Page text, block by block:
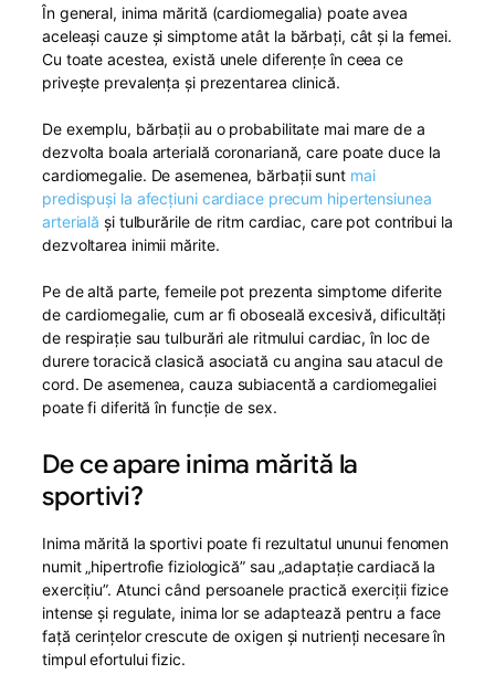
În general, inima mărită (cardiomegalia) poate avea
aceleași cauze și simptome atât la bărbați, cât și la femei.
Cu toate acestea, există unele diferențe în ceea ce
privește prevalența și prezentarea clinică.
De exemplu, bărbații au o probabilitate mai mare de a
dezvolta boala arterială coronariană, care poate duce la
cardiomegalie. De asemenea, bărbații sunt mai
predispuși la afecțiuni cardiace precum hipertensiunea
arterială și tulburările de ritm cardiac, care pot contribui la
dezvoltarea inimii mărite.
Pe de altă parte, femeile pot prezenta simptome diferite
de cardiomegalie, cum ar fi oboseală excesivă, dificultăți
de respirație sau tulburări ale ritmului cardiac, în loc de
durere toracică clasică asociată cu angina sau atacul de
cord. De asemenea, cauza subiacentă a cardiomegaliei
poate fi diferită în funcție de sex.
De ce apare inima mărită la
sportivi?
Inima mărită la sportivi poate fi rezultatul ununui fenomen
numit „hipertrofie fiziologică” sau „adaptație cardiacă la
exercițiu”. Atunci când persoanele practică exerciții fizice
intense și regulate, inima lor se adaptează pentru a face
față cerințelor crescute de oxigen și nutrienți necesare în
timpul efortului fizic.